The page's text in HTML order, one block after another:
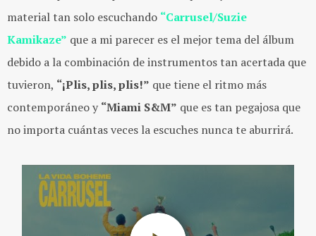
material tan solo escuchando “Carrusel/Suzie
Kamikaze” que a mi parecer es el mejor tema del álbum
debido a la combinación de instrumentos tan acertada que
tuvieron, “¡Plis, plis, plis!” que tiene el ritmo más
contemporáneo y “Miami S&M” que es tan pegajosa que
no importa cuántas veces la escuches nunca te aburrirá.